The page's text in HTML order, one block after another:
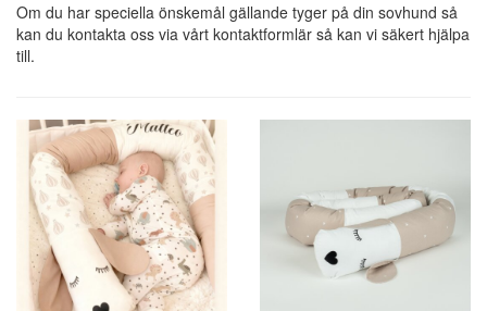
Om du har speciella önskemål gällande tyger på din sovhund så
kan du kontakta oss via vårt kontaktformlär så kan vi säkert hjälpa
till.